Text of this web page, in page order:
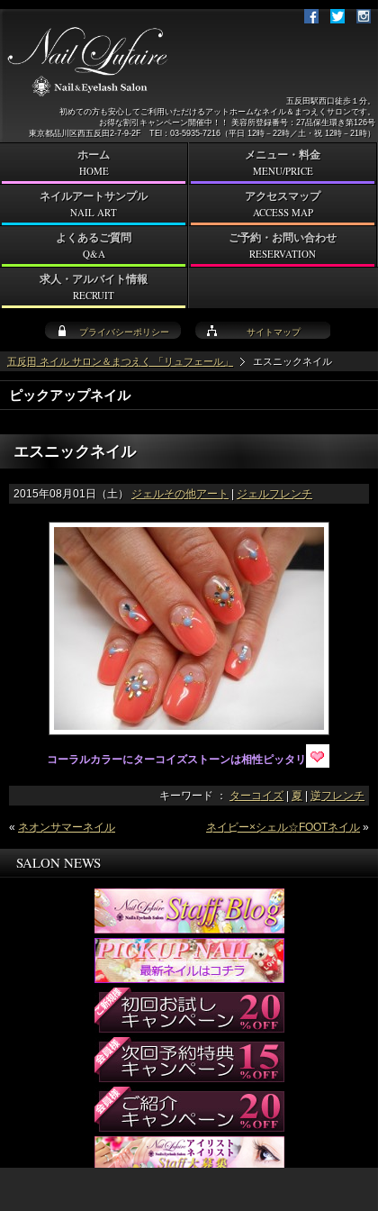
五反田 ネイル サロン＆まつえく 「リュフェール」 エスニックネイル
ピックアップネイル
エスニックネイル
2015年08月01日（土） ジェルその他アート | ジェルフレンチ
コーラルカラーにターコイズストーンは相性ピッタリ
キーワード ： ターコイズ | 夏 | 逆フレンチ
« ネオンサマーネイル ネイビー×シェル☆FOOTネイル »
SALON NEWS
プライバシーポリシー サイトマップ
五反田駅西口徒歩１分。
初めての方も安心してご利用いただけるアットホームなネイル＆まつえくサロンです。
お得な割引キャンペーン開催中！！ 美容所登録番号：27品保生環き第126号
東京都品川区西五反田2-7-9-2F TEl：03-5935-7216（平日 12時－22時／土・祝 12時－21時）
ホーム
HOME
メニュー・料金
MENU/PRICE
ネイルアートサンプル
NAIL ART
アクセスマップ
ACCESS MAP
よくあるご質問
Q&A
ご予約・お問い合わせ
RESERVATION
求人・アルバイト情報
RECRUIT